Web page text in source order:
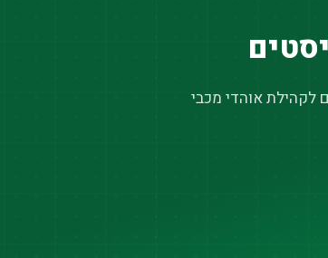
לקהילת אוהדי מכבי